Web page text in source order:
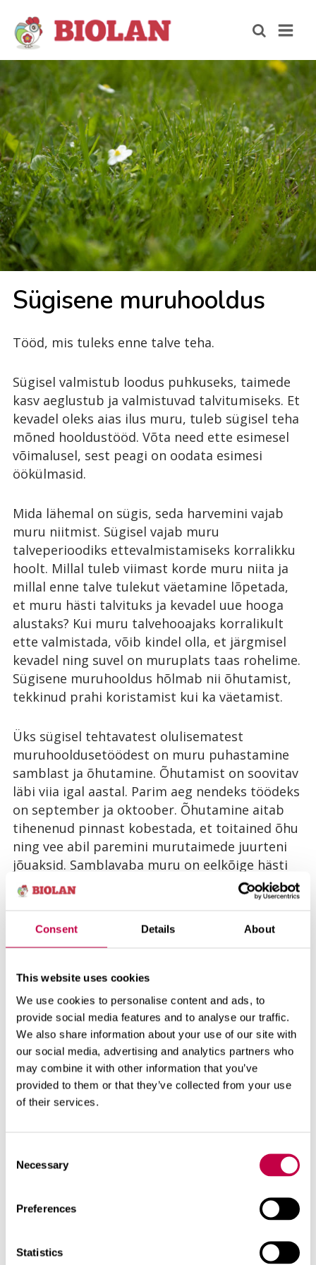
Consent Details About
This website uses cookies
We use cookies to personalise content and ads, to
provide social media features and to analyse our traffic.
We also share information about your use of our site with
our social media, advertising and analytics partners who
may combine it with other information that you’ve
provided to them or that they’ve collected from your use
of their services.
Selection
Necessary
Preferences
Statistics
Sü­gi­se­ne mu­ru­hool­dus
Tööd, mis tuleks enne talve teha.
Sügisel valmistub loodus puhkuseks, taimede
kasv aeglustub ja valmistuvad talvitumiseks. Et
kevadel oleks aias ilus muru, tuleb sügisel teha
mõned hooldustööd. Võta need ette esimesel
võimalusel, sest peagi on oodata esimesi
öökülmasid.
Mida lähemal on sügis, seda harvemini vajab
muru niitmist. Sügisel vajab muru
talveperioodiks ettevalmistamiseks korralikku
hoolt. Millal tuleb viimast korde muru niita ja
millal enne talve tulekut väetamine lõpetada,
et muru hästi talvituks ja kevadel uue hooga
alustaks? Kui muru talvehooajaks korralikult
ette valmistada, võib kindel olla, et järgmisel
kevadel ning suvel on muruplats taas rohelime.
Sügisene muruhooldus hõlmab nii õhutamist,
tekkinud prahi koristamist kui ka väetamist.
Üks sügisel tehtavatest olulisematest
muruhooldusetöödest on muru puhastamine
samblast ja õhutamine. Õhutamist on soovitav
läbi viia igal aastal. Parim aeg nendeks töödeks
on september ja oktoober. Õhutamine aitab
tihenenud pinnast kobestada, et toitained õhu
ning vee abil paremini murutaimede juurteni
jõuaksid. Samblavaba muru on eelkõige hästi
ventileeritud muru!
Parim enne talve veel viimane toitainete „süst”
toitainetevaru, et pikk talvine puhkeperiood
edukalt üle elada. Väetamise võib ajastada ka
kuu aega enne esimeste öökülmade saabumist.
Kõige otstarbekam on kasutada toodet, mis
ühendaks endas nii umbrohtutõrjet kui väetist.
Sügisel on soovitav kasutada spetsiaalseid
väetisi, mis sisaldavad suuremas koguses
kaalium mudab muru külmakindlamaks ja
haigustele vastupidavamaks. Väetamisel tuleb
alati kinni pidada pakendil olevatest juhistest.
Sügis on hea aeg ka muru lupjamiseks. Lubi
aitab vähendada mulla happelisust. Õige pH